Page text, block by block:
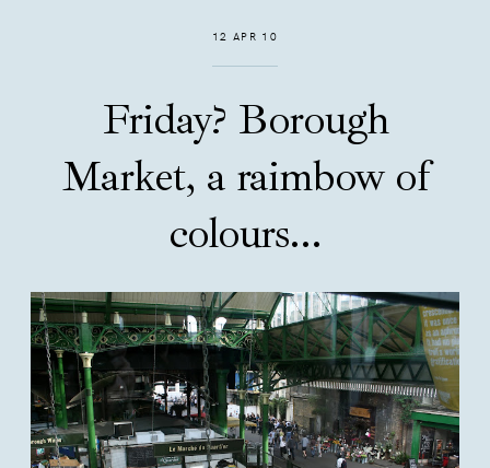
12 APR 10
Friday? Borough
Market, a raimbow of
colours...